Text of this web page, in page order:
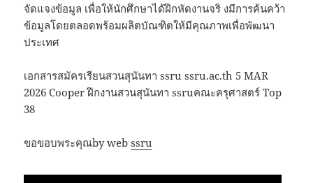
จัดแจงข้อมูล เพื่อให้นักศึกษาได้ฝึกหัดงานจริ งมีการค้นคว้า
ข้อมูลโดยตลอดพร้อมผลิตบัณฑิตให้มีคุณภาพเพื่อพัฒนา
ประเทศ
เอกสารสมัครเรียนสวนสุนันทา ssru ssru.ac.th 5 MAR
2026 Cooper ฝึกงานสวนสุนันทา ssruคณะครุศาสตร์ Top
38
ขอขอบพระคุณby webssru